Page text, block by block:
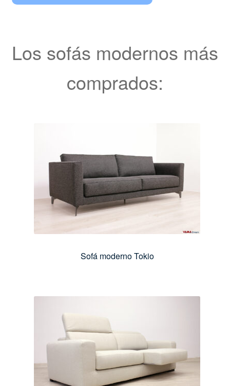
Los sofás modernos más
comprados:
Sofá moderno Tokio